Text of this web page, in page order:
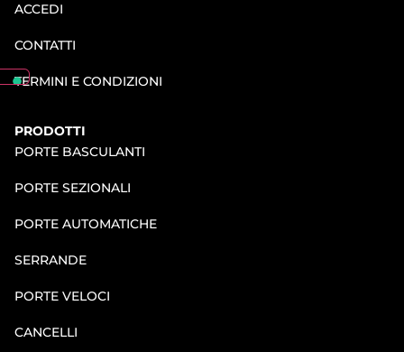
ACCEDI
CONTATTI
TERMINI E CONDIZIONI
PRODOTTI
PORTE BASCULANTI
PORTE SEZIONALI
PORTE AUTOMATICHE
SERRANDE
PORTE VELOCI
CANCELLI